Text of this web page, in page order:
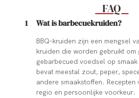
FAQ
1 Wat is barbecuekruiden?
BBQ-kruiden zijn een mengsel
kruiden die worden gebruikt
gebarbecued voedsel op
bevat meestal zout, peper,
andere smaakstoffen. Recepten
regio en persoonlijke voorkeur.